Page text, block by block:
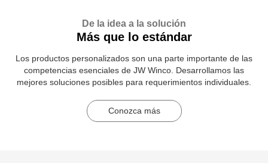
De la idea a la solución
Más que lo estándar
Los productos personalizados son una parte importante de las
competencias esenciales de JW Winco. Desarrollamos las
mejores soluciones posibles para requerimientos individuales.
Conozca más